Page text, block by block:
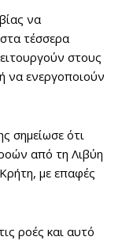
να
τέσσερα
στους
να ενεργοποιούν
σημείωσε ότι
από τη Λιβύη
με επαφές
ροές και αυτό